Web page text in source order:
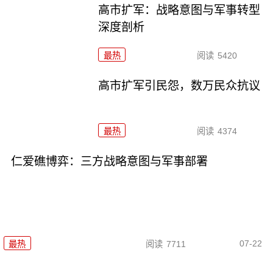
高市扩军：战略意图与军事转型
深度剖析
最热 阅读 5420
高市扩军引民怨，数万民众抗议
最热 阅读 4374
仁爱礁博弈：三方战略意图与军事部署
最热 阅读 7711 07-22